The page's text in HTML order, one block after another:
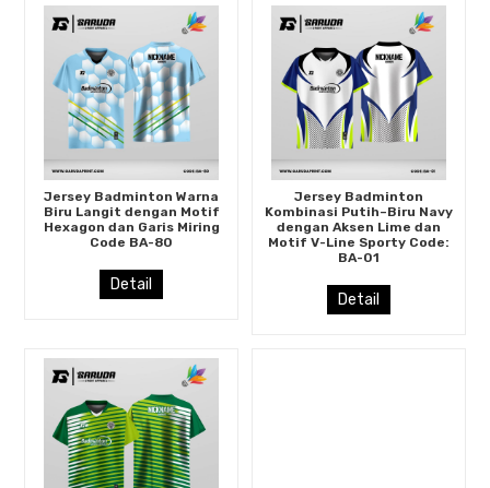
Jersey Badminton Warna
Biru Langit dengan Motif
Hexagon dan Garis Miring
Code BA-80
Detail
Jersey Badminton
Kombinasi Putih–Biru Navy
dengan Aksen Lime dan
Motif V-Line Sporty Code:
BA-01
Detail